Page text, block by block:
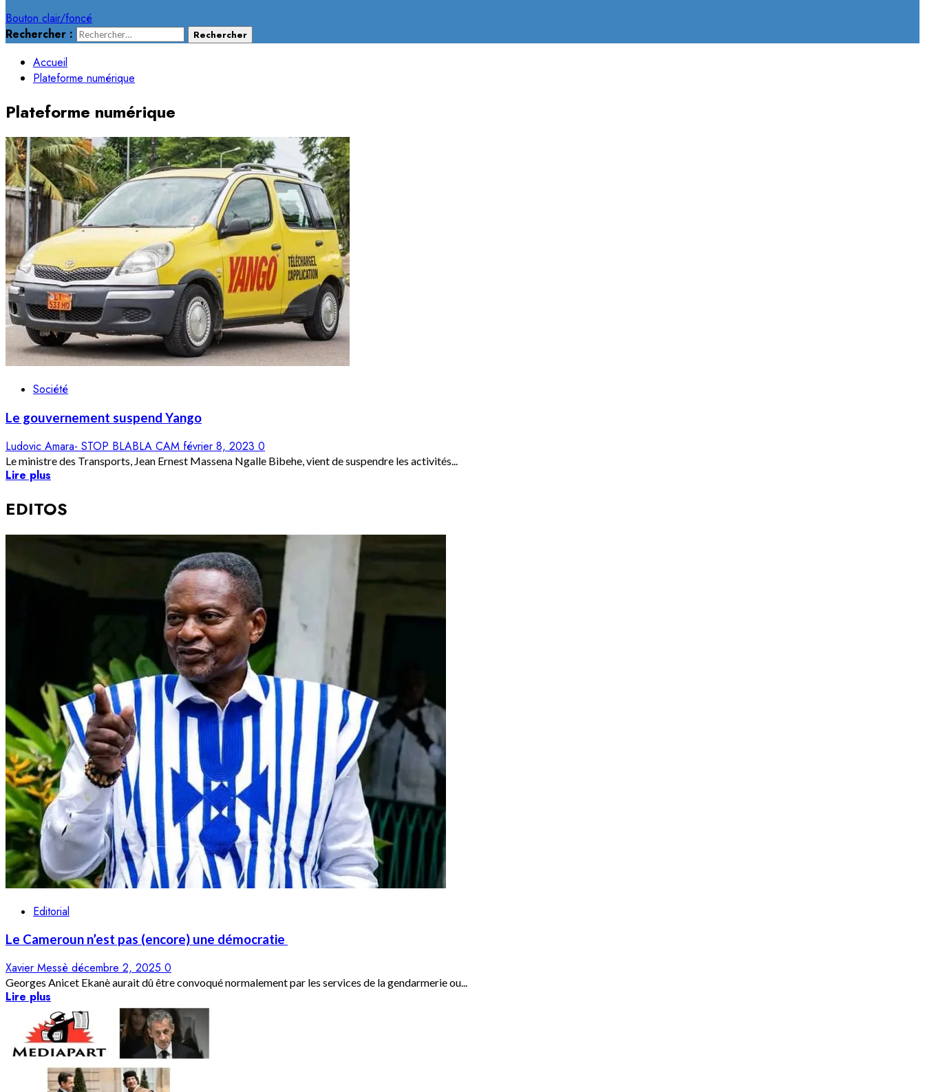
Bouton clair/foncé
Rechercher :
Accueil
Plateforme numérique
Plateforme numérique
Société
Le gouvernement suspend Yango
Ludovic Amara- STOP BLABLA CAM février 8, 2023 0
Le ministre des Transports, Jean Ernest Massena Ngalle Bibehe, vient de suspendre les activités...
Lire plus
EDITOS
Editorial
Le Cameroun n’est pas (encore) une démocratie
Xavier Messè décembre 2, 2025 0
Georges Anicet Ekanè aurait dû être convoqué normalement par les services de la gendarmerie ou...
Lire plus